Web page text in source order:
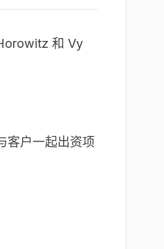
和 Vy
客户一起出资项